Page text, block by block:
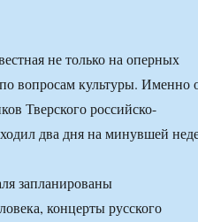
не только на оперных
вопросам культуры. Именно
Тверского российско-
два дня на минувшей
запланированы
концерты русского